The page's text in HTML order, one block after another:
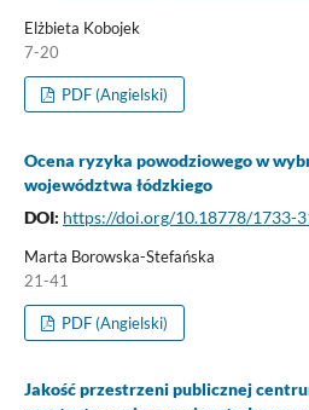
Elżbieta Kobojek
7-20
PDF (Angielski)
Ocena ryzyka powodziowego w
województwa łódzkiego
DOI: https://doi.org/10.18778/1733-
Marta Borowska-Stefańska
21-41
PDF (Angielski)
Jakość przestrzeni publicznej